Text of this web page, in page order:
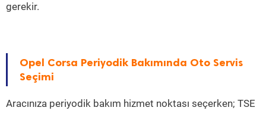
gerekir.
Opel Corsa Periyodik Bakımında Oto Servis
Seçimi
Aracınıza periyodik bakım hizmet noktası seçerken; TSE